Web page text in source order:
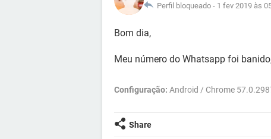
Perfil bloqueado - 1 fev 2019 às
Bom dia,
Meu número do Whatsapp foi
Configuração: Android / Chrome
Share